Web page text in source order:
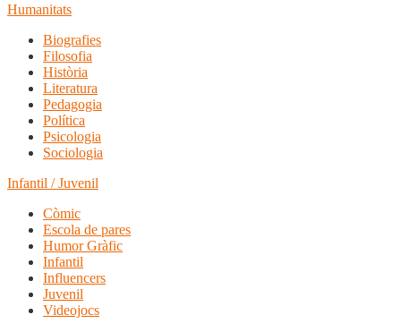
Humanitats
Biografies
Filosofia
Història
Literatura
Pedagogia
Política
Psicologia
Sociologia
Infantil / Juvenil
Còmic
Escola de pares
Humor Gràfic
Infantil
Influencers
Juvenil
Videojocs